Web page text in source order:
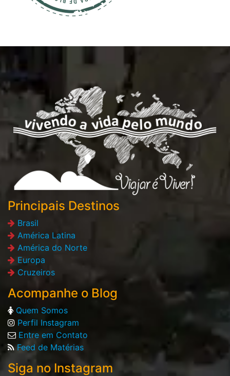
Principais Destinos
Brasil
América Latina
América do Norte
Europa
Cruzeiros
Acompanhe o Blog
Quem Somos
Perfil Instagram
Entre em Contato
Feed de Matérias
Siga no Instagram